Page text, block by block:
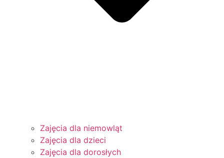
Zajęcia dla niemowląt
Zajęcia dla dzieci
Zajęcia dla dorosłych